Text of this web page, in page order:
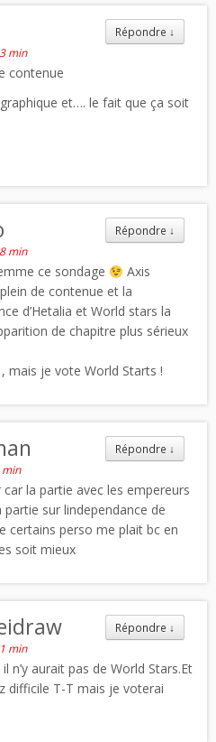
Répondre ↓
min
contenue
et…. le fait que ça soit
Répondre ↓
min
ce sondage
Axis
de contenue et la
d’Hetalia et World stars la
de chapitre plus sérieux
mais je vote World Starts !
Répondre ↓
min
la partie avec les empereurs
sur lindependance de
certains perso me plait bc en
soit mieux
Répondre ↓
min
n’y aurait pas de World Stars.Et
difficile T-T mais je voterai